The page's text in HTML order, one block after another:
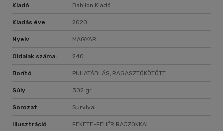
Kiadó Babilon Kiadó
Kiadás éve 2020
Nyelv MAGYAR
Oldalak száma: 240
Borító PUHATÁBLÁS, RAGASZTÓKÖTÖTT
Súly 302 gr
Sorozat Survival
Illusztráció FEKETE-FEHÉR RAJZOKKAL